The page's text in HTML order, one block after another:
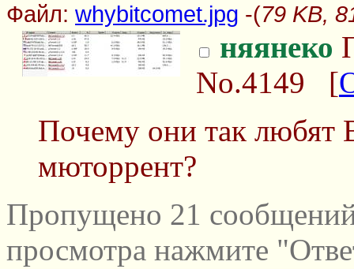
Файл: whybitcomet.jpg -(79 KB,
няянеко
No.4149 [
Почему они так любят
мюторрент?
Пропущено 21
просмотра нажмите